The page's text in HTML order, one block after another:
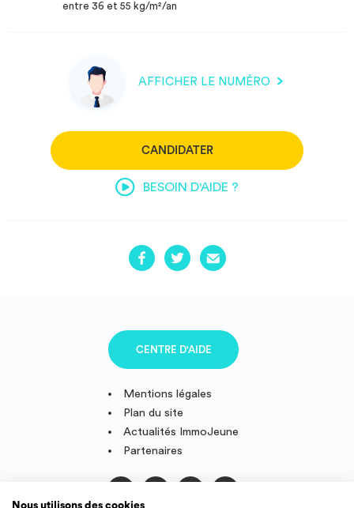
entre 36 et 55 kg/m²/an
AFFICHER LE NUMÉRO
CANDIDATER
BESOIN D'AIDE ?
Mentions légales
Plan du site
Actualités ImmoJeune
Partenaires
CENTRE D'AIDE
Nous utilisons des cookies